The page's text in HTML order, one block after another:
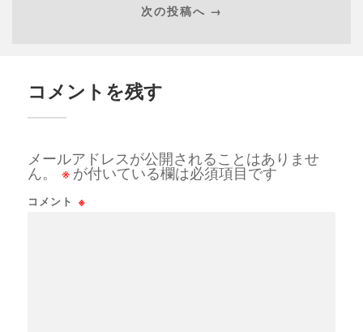
次の投稿へ →
コメントを残す
メールアドレスが公開されることはありませ
ん。
※ が付いている欄は必須項目です
コメント ※